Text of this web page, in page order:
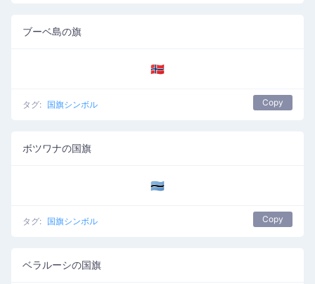
ブーベ島の旗
🇧🇻
タグ: 国旗シンボル Copy
ボツワナの国旗
🇧🇼
タグ: 国旗シンボル Copy
ベラルーシの国旗